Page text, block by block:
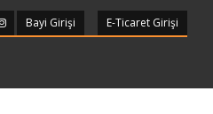
Bayi Girişi E-Ticaret Girişi